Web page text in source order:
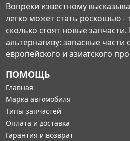
Вопреки известному
легко может стать роскошью -
сколько стоят новые
альтернативу: запасные части
европейского и азиатского
ПОМОЩЬ
Главная
Марка автомобиля
Типы запчастей
Оплата и доставка
Гарантия и возврат